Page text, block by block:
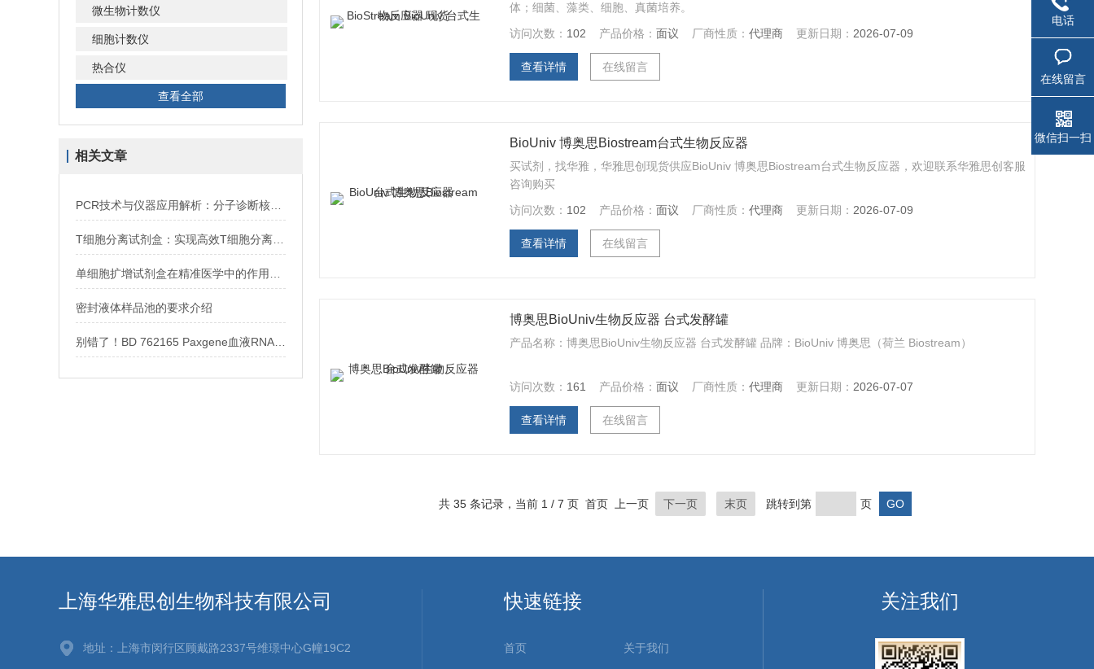
微生物计数仪
细胞计数仪
热合仪
查看全部
相关文章
密封液体样品池的要求介绍
体；细菌、藻类、细胞、真菌培养。
访问次数： 102 产品价格：面议 厂商性质：代理商 更新日期： 2026-07-09
查看详情 在线留言
BioUniv 博奥思Biostream台式生物反应器
买试剂，找华雅，华雅思创现货供应BioUniv 博奥思Biostream台式生物反应器，欢迎联系华雅思创客服
咨询购买
访问次数： 102 产品价格：面议 厂商性质：代理商 更新日期： 2026-07-09
查看详情 在线留言
博奥思BioUniv生物反应器 台式发酵罐
产品名称：博奥思BioUniv生物反应器 台式发酵罐 品牌：BioUniv 博奥思（荷兰 Biostream）
访问次数： 161 产品价格：面议 厂商性质：代理商 更新日期： 2026-07-07
查看详情 在线留言
共 35 条记录，当前 1 / 7 页 首页 上一页 下一页 末页 跳转到第 页
上海华雅思创生物科技有限公司
地址：上海市闵行区顾戴路2337号维璟中心G幢19C2
快速链接
首页 关于我们
关注我们
电话
在线留言
微信扫一扫